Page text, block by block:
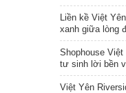
Liền kề Việt
xanh giữa lòng
Shophouse
tư sinh lời bền
Việt Yên